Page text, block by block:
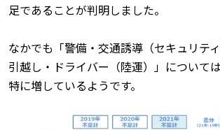
足であることが判明しました。
なかでも「警備・交通誘導（セキュリテ
引越し・ドライバー（陸運）」について
特に増しているようです。